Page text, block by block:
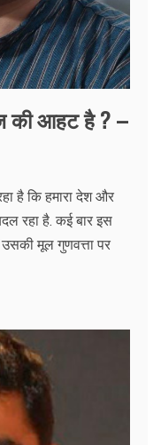
की आहट है ? –
है कि हमारा देश और
रहा है. कई बार इस
मूल गुणवत्ता पर